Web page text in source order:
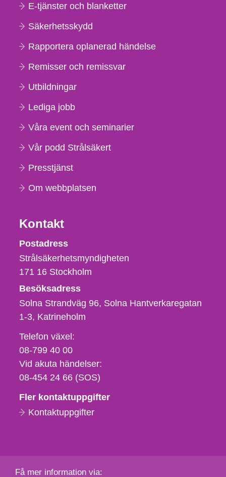
E-tjänster och blanketter
Säkerhetsskydd
Rapportera oplanerad händelse
Remisser och remissvar
Utbildningar
Lediga jobb
Våra event och seminarier
Vår podd Strålsäkert
Presstjänst
Om webbplatsen
Kontakt
Strålsäkerhetsmyndigheten
Postadress
Strålsäkerhetsmyndigheten
171 16 Stockholm
Besöksadress
Solna Strandväg 96, Solna Hantverkaregatan
1-3 Katrineholm
Telefon,
fax
och
e-
Telefon växel:
08-799 40 00
Vid akuta händelser:
08-454 24 66 (SOS)
Fler kontaktuppgifter
Kontaktuppgifter
Få mer information via: